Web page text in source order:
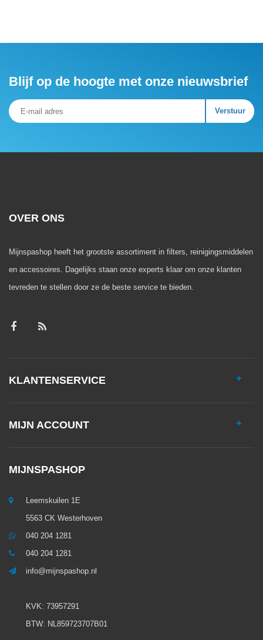
Blijf op de hoogte met onze nieuwsbrief
OVER ONS
Mijnspashop heeft het grootste assortiment in filters, reinigingsmiddelen
en accessoires. Dagelijks staan onze experts klaar om onze klanten
tevreden te stellen door ze de beste service te bieden.
KLANTENSERVICE
MIJN ACCOUNT
MIJNSPASHOP
Leemskuilen 1E
5563 CK Westerhoven
040 204 1281
040 204 1281
info@mijnspashop.nl
KVK: 73957291
BTW: NL859723707B01